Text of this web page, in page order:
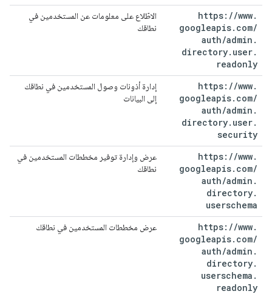
https: //www.
googleapis. com/
auth/admin .
directory. user.
readonly
الاطّلاع على معلومات عن المستخدمين في
نطاقك
https: //www.
googleapis. com/
auth/admin .
directory. user.
security
إدارة أذونات وصول المستخدمين في نطاقك
إلى البيانات
https: //www.
googleapis. com/
auth/admin .
directory.
userschema
عرض وإدارة توفير مخططات المستخدمين في
نطاقك
https: //www.
googleapis. com/
auth/admin .
directory.
userschema .
readonly
عرض مخططات المستخدمين في نطاقك